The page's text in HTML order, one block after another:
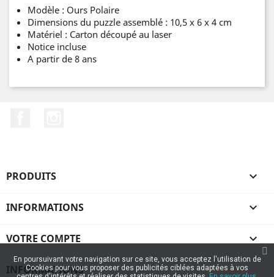
Modèle : Ours Polaire
Dimensions du puzzle assemblé : 10,5 x 6 x 4 cm
Matériel : Carton découpé au laser
Notice incluse
A partir de 8 ans
PRODUITS 
INFORMATIONS 
VOTRE COMPTE 
INFORMATIONS
En poursuivant votre navigation sur ce site, vous acceptez l'utilisation de
Cookies pour vous proposer des publicités ciblées adaptées à vos